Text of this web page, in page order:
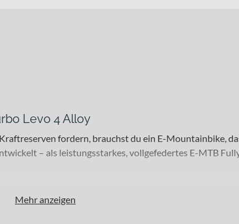
Levo 4 Alloy
fordern, brauchst du ein E-Mountainbike,
– als leistungsstarkes, vollgefedertes E-MTB
Mehr anzeigen